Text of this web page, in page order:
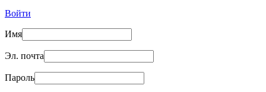
Войти
Имя
Эл. почта
Пароль